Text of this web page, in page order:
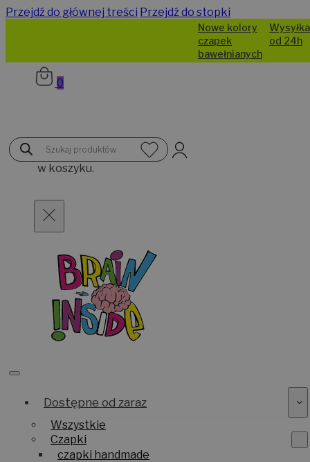
Przejdź do głównej treści Przejdź do stopki
Nowe kolory
czapek
bawełnianych
Wysyłka
od 24h
Wyszukiwarka
produktów
0
Brak
produktów
w koszyku.
Dostępne od zaraz
Wszystkie
Czapki
czapki handmade